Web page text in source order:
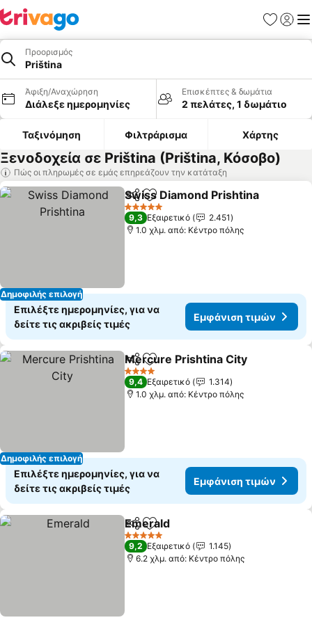
Προορισμός
Priština
Άφιξη/Αναχώρηση
Διάλεξε ημερομηνίες
Επισκέπτες & δωμάτια
2 πελάτες, 1 δωμάτιο
Ταξινόμηση Φιλτράρισμα Χάρτης
Ξενοδοχεία σε Priština (Priština, Κόσοβο)
Πώς οι πληρωμές σε εμάς επηρεάζουν την κατάταξη
Δημοφιλής επιλογή
Κοινοποίηση
Προσθήκη στα αγαπημένα
Swiss Diamond Prishtina
5 Αστέρια
9,3 Εξαιρετικό
2.451
1.0 χλμ. από: Κέντρο πόλης
Επιλέξτε ημερομηνίες, για να
δείτε τις ακριβείς τιμές
Εμφάνιση τιμών
Δημοφιλής επιλογή
Κοινοποίηση
Προσθήκη στα αγαπημένα
Mercure Prishtina City
4 Αστέρια
9,4 Εξαιρετικό
1.314
1.0 χλμ. από: Κέντρο πόλης
Επιλέξτε ημερομηνίες, για να
δείτε τις ακριβείς τιμές
Εμφάνιση τιμών
Κοινοποίηση
Προσθήκη στα αγαπημένα
Emerald
5 Αστέρια
9,2 Εξαιρετικό
1.145
6.2 χλμ. από: Κέντρο πόλης